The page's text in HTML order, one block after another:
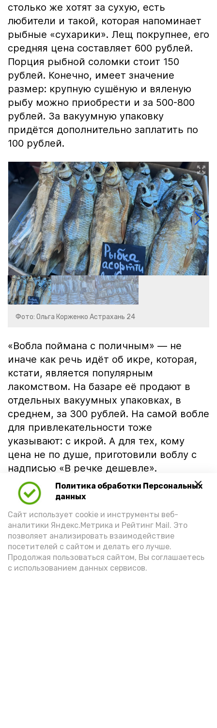
Политика обработки Персональных
данных
Сайт использует cookie и инструменты веб-
аналитики Яндекс.Метрика и Рейтинг Mail. Это
позволяет анализировать взаимодействие
посетителей с сайтом и делать его лучше.
Продолжая пользоваться сайтом, Вы соглашаетесь
с использованием данных сервисов.
столько же хотят за сухую, есть
любители и такой, которая напоминает
рыбные «сухарики». Лещ покрупнее, его
средняя цена составляет 600 рублей.
Порция рыбной соломки стоит 150
рублей. Конечно, имеет значение
размер: крупную сушёную и вяленую
рыбу можно приобрести и за 500-800
рублей. За вакуумную упаковку
придётся дополнительно заплатить по
100 рублей.
Фото: Ольга Корженко Астрахань 24
«Вобла поймана с поличным» — не
иначе как речь идёт об икре, которая,
кстати, является популярным
лакомством. На базаре её продают в
отдельных вакуумных упаковках, в
среднем, за 300 рублей. На самой вобле
для привлекательности тоже
указывают: с икрой. А для тех, кому
цена не по душе, приготовили воблу с
надписью «В речке дешевле».